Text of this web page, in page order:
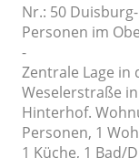
Nr.: 50
Personen im
-
Zentrale Lage in
Weselerstraße
Hinterhof.
Personen, 1
1 Küche, 1 Bad/